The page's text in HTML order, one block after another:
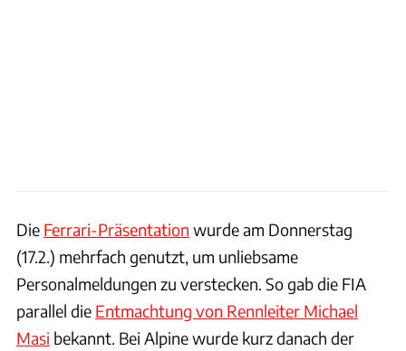
Die Ferrari-Präsentation wurde am Donnerstag
(17.2.) mehrfach genutzt, um unliebsame
Personalmeldungen zu verstecken. So gab die FIA
parallel die Entmachtung von Rennleiter Michael
Masi bekannt. Bei Alpine wurde kurz danach der